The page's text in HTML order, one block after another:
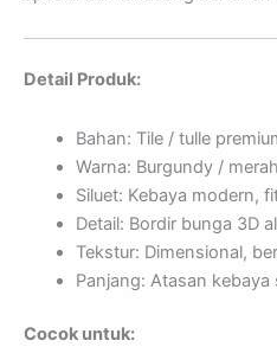
Detail Produk:
Bahan: Tile / tulle
Warna: Burgundy /
Siluet: Kebaya modern,
Detail: Bordir bunga 3D
Tekstur: Dimensional,
Panjang: Atasan kebaya
Cocok untuk: